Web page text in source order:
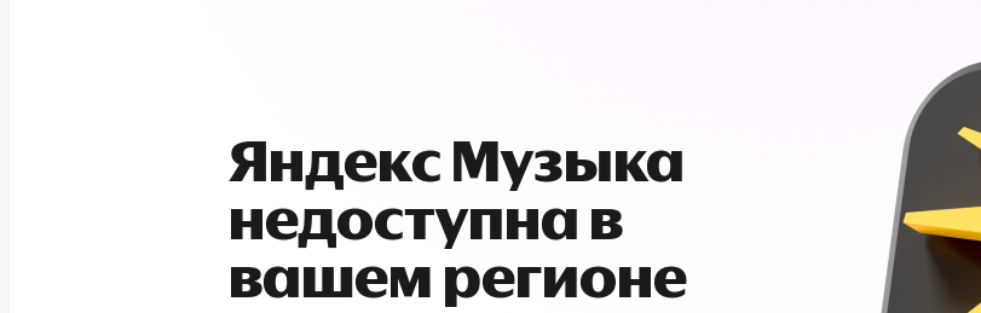
Яндекс Музыка
недоступна в
вашем регионе